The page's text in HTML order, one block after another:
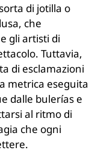
di jotilla o
che
gli artisti di
Tuttavia,
di esclamazioni
metrica eseguita
dalle bulerías e
al ritmo di
che ogni